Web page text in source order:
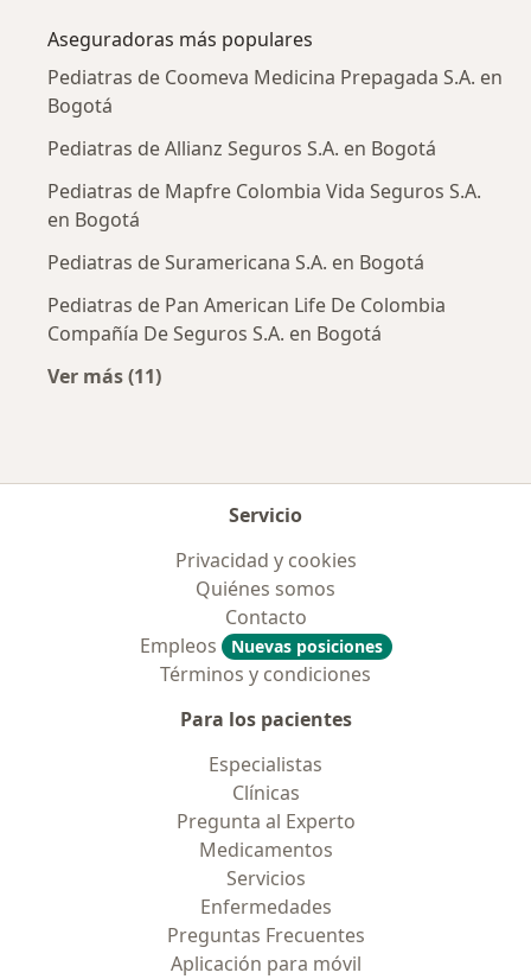
Aseguradoras más populares
Pediatras de Coomeva Medicina Prepagada S.A. en
Bogotá
Pediatras de Allianz Seguros S.A. en Bogotá
Pediatras de Mapfre Colombia Vida Seguros S.A.
en Bogotá
Pediatras de Suramericana S.A. en Bogotá
Pediatras de Pan American Life De Colombia
Compañía De Seguros S.A. en Bogotá
Ver más (11)
Servicio
Privacidad y cookies
Quiénes somos
Contacto
Empleos
Nuevas posiciones
Términos y condiciones
Para los pacientes
Especialistas
Clínicas
Pregunta al Experto
Medicamentos
Servicios
Enfermedades
Preguntas Frecuentes
Aplicación para móvil